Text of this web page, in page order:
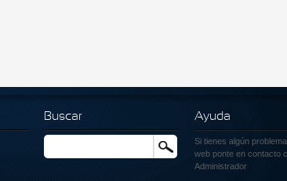
Buscar
Buscar
Ayuda
Si tienes algún
web ponte en contacto
Administrador